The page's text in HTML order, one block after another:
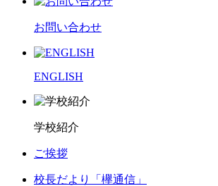
お問い合わせ
ENGLISH
学校紹介
ご挨拶
校長だより「欅通信」